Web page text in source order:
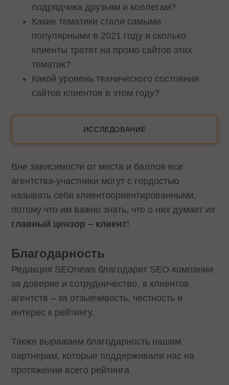
подрядчика друзьям и коллегам?
Какие тематики стали самыми
популярными в 2021 году и сколько
клиенты тратят на промо сайтов этих
тематик?
Какой уровень технического состояния
сайтов клиентов в этом году?
ИССЛЕДОВАНИЕ
Вне зависимости от места и баллов все
агентства-участники могут с гордостью
называть себя клиентоориентированными,
потому что им важно знать, что о них думает их
главный цензор – клиент!
Благодарность
Редакция SEOnews благодарит SEO-компании
за доверие и сотрудничество, а клиентов
агентств – за отзывчивость, честность и
интерес к рейтингу.
Также выражаем благодарность нашим
партнерам, которые поддерживали нас на
протяжении всего рейтинга.